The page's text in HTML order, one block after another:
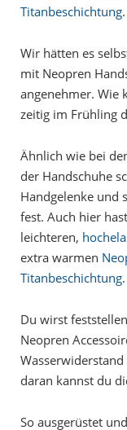
Titanbeschichtung.
Wir hätten es
mit Neopren
angenehmer. Wie
zeitig im Frühling
Ähnlich wie bei
der Handschuhe
Handgelenke und
fest. Auch hier
leichteren,
extra warmen
Titanbeschichtung.
Du wirst
Neopren
daran kannst du
So ausgerüstet